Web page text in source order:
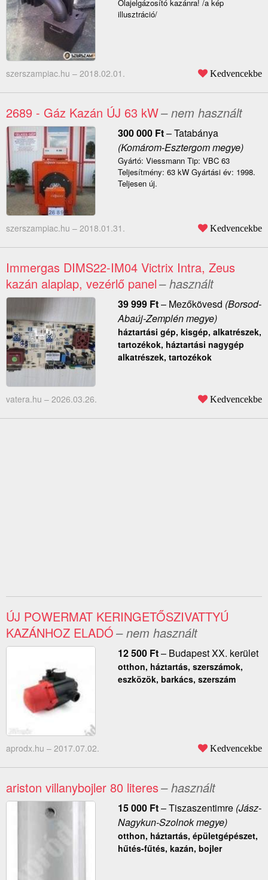
Olajelgázosító kazánra! /a kép
illusztráció/
szerszampiac.hu – 2018.02.01. Kedvencekbe
2689 - Gáz Kazán ÚJ 63 kW– nem használt
300 000 Ft–Tatabánya
(Komárom-Esztergom megye)
Gyártó: Viessmann Tip: VBC 63
Teljesítmény: 63 kW Gyártási év: 1998.
Teljesen új.
szerszampiac.hu – 2018.01.31. Kedvencekbe
Immergas DIMS22-IM04 Victrix Intra, Zeus
kazán alaplap, vezérlő panel– használt
39 999 Ft– Mezőkövesd (Borsod-
Abaúj-Zemplén megye)
háztartási gép, kisgép, alkatrészek,
tartozékok, háztartási nagygép
alkatrészek, tartozékok
vatera.hu – 2026.03.26. Kedvencekbe
ÚJ POWERMAT KERINGETŐSZIVATTYÚ
KAZÁNHOZ ELADÓ– nem használt
12 500 Ft– Budapest XX. kerület
otthon, háztartás, szerszámok,
eszközök, barkács, szerszám
aprodx.hu – 2017.07.02. Kedvencekbe
ariston villanybojler 80 literes– használt
15 000 Ft–Tiszaszentimre(Jász-
Nagykun-Szolnok megye)
otthon, háztartás, épületgépészet,
hűtés-fűtés, kazán, bojler